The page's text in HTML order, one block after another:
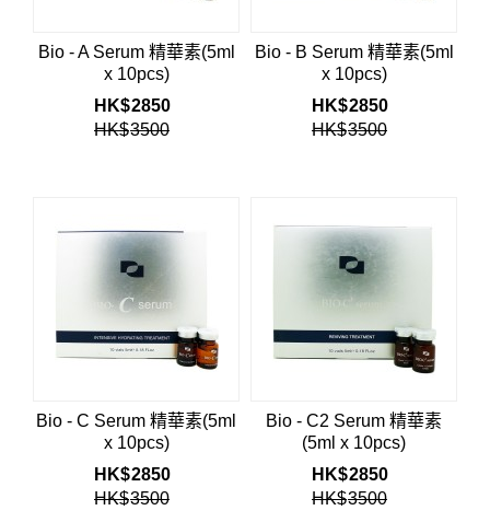
Bio - A Serum 精華素(5ml
x 10pcs)
HK$2850
HK$3500
Bio - B Serum 精華素(5ml
x 10pcs)
HK$2850
HK$3500
Bio - C Serum 精華素(5ml
x 10pcs)
HK$2850
HK$3500
Bio - C2 Serum 精華素
(5ml x 10pcs)
HK$2850
HK$3500